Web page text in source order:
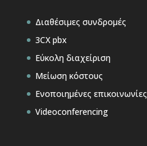
Διαθέσιμες συνδρομές
3CX pbx
Εύκολη διαχείριση
Μείωση κόστους
Ενοποιημένες επικοινωνίες
Videoconferencing